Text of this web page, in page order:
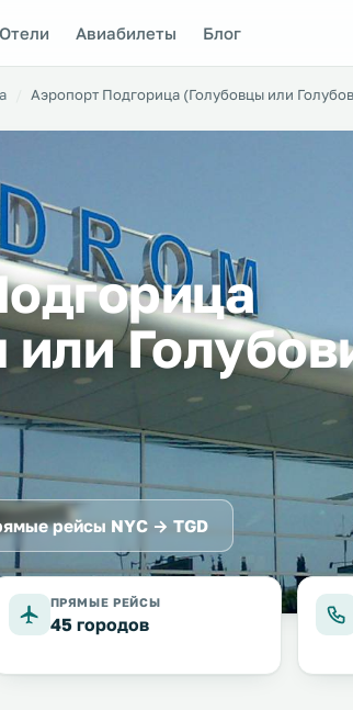
Отели Авиабилеты Блог
Аэропорт Подгорица (Голубовцы или
рейсы NYC → TGD
ПРЯМЫЕ РЕЙСЫ
45 городов